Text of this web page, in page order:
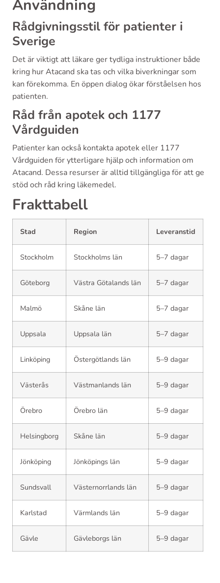
Användning
Rådgivningsstil för patienter i
Sverige
Det är viktigt att läkare ger tydliga instruktioner både
kring hur Atacand ska tas och vilka biverkningar som
kan förekomma. En öppen dialog ökar förståelsen hos
patienten.
Råd från apotek och 1177
Vårdguiden
Patienter kan också kontakta apotek eller 1177
Vårdguiden för ytterligare hjälp och information om
Atacand. Dessa resurser är alltid tillgängliga för att ge
stöd och råd kring läkemedel.
Frakttabell
Stad Region Leveranstid
Stockholm Stockholms län 5–7 dagar
Göteborg Västra Götalands län 5–7 dagar
Malmö Skåne län 5–7 dagar
Uppsala Uppsala län 5–7 dagar
Linköping Östergötlands län 5–9 dagar
Västerås Västmanlands län 5–9 dagar
Örebro Örebro län 5–9 dagar
Helsingborg Skåne län 5–9 dagar
Jönköping Jönköpings län 5–9 dagar
Sundsvall Västernorrlands län 5–9 dagar
Karlstad Värmlands län 5–9 dagar
Gävle Gävleborgs län 5–9 dagar